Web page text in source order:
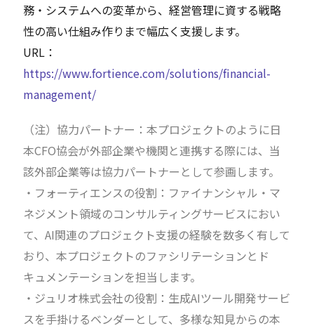
務・システムへの変革から、経営管理に資する戦略
性の高い仕組み作りまで幅広く支援します。
URL：
https://www.fortience.com/solutions/financial-
management/
（注）協力パートナー：本プロジェクトのように日
本CFO協会が外部企業や機関と連携する際には、当
該外部企業等は協力パートナーとして参画します。
・フォーティエンスの役割：ファイナンシャル・マ
ネジメント領域のコンサルティングサービスにおい
て、AI関連のプロジェクト支援の経験を数多く有して
おり、本プロジェクトのファシリテーションとド
キュメンテーションを担当します。
・ジュリオ株式会社の役割：生成AIツール開発サービ
スを手掛けるベンダーとして、多様な知見からの本